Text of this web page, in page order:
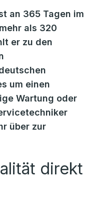
an 365 Tagen im
als 320
er zu den
um einen
Wartung oder
über zur
direkt